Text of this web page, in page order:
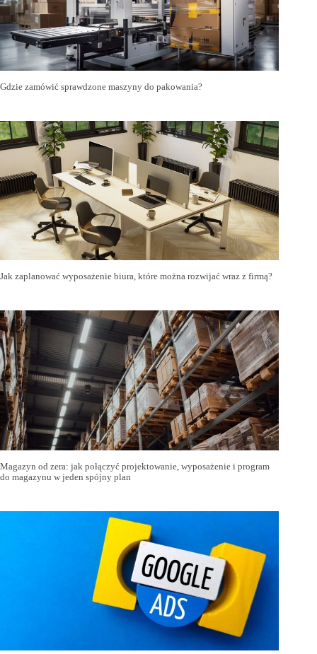
Gdzie zamówić sprawdzone maszyny do pakowania?
Jak zaplanować wyposażenie biura, które można rozwijać wraz z firmą?
Magazyn od zera: jak połączyć projektowanie, wyposażenie i program
do magazynu w jeden spójny plan